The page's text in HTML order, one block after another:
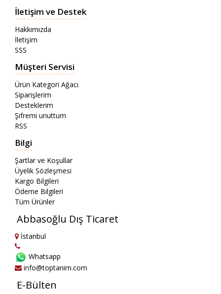
İletişim ve Destek
Hakkımızda
İletişim
SSS
Müşteri Servisi
Ürün Kategori Ağacı
Siparişlerim
Desteklerim
Şifremi unuttum
RSS
Bilgi
Şartlar ve Koşullar
Üyelik Sözleşmesi
Kargo Bilgileri
Ödeme Bilgileri
Tüm Ürünler
Abbasoğlu Dış Ticaret
İstanbul
Whatsapp
info@toptanim.com
E-Bülten